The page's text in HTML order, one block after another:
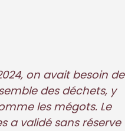
on avait besoin de
des déchets, y
les mégots. Le
a validé sans réserve